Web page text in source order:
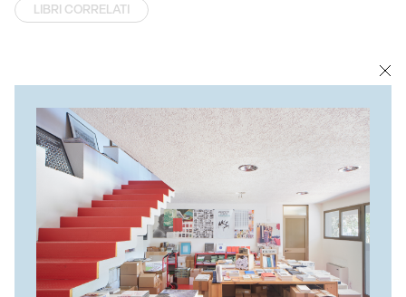
LIBRI CORRELATI
A4C-ARTSFORTHECOMMONS
AA. VV.